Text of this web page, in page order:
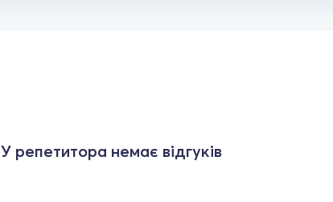
У репетитора немає відгуків